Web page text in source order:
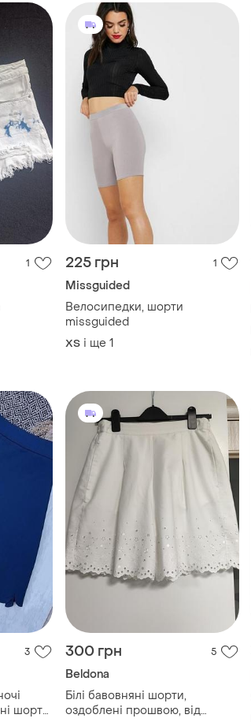
1 225 грн 1
Missguided
Велосипедки, шорти
missguided
ХS і ще 1
3
шорти
300 грн 5
Beldona
Білі бавовняні шорти,
оздоблені прошвою, від